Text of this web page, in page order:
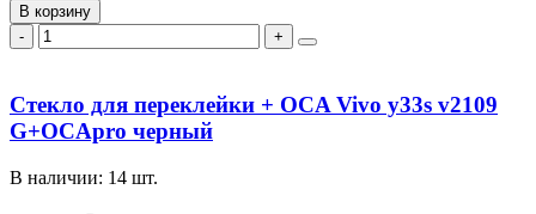
В корзину
-
+
Стекло для переклейки + OCA Vivo y33s v2109
G+OCApro черный
В наличии: 14 шт.